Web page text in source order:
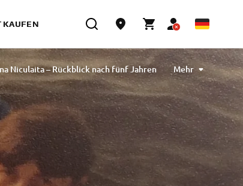
KAUFEN
Niculaita – Rückblick nach fünf Jahren
Rasha Ibrahim Tavlibiyik
Maiko Kawai
Piskorz
Esther Van Berkel Verdoes
Mehr